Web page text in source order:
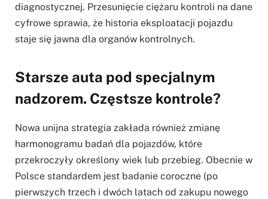
diagnostycznej. Przesunięcie ciężaru kontroli na dane
cyfrowe sprawia, że historia eksploatacji pojazdu
staje się jawna dla organów kontrolnych.
Starsze auta pod specjalnym
nadzorem. Częstsze kontrole?
Nowa unijna strategia zakłada również zmianę
harmonogramu badań dla pojazdów, które
przekroczyły określony wiek lub przebieg. Obecnie w
Polsce standardem jest badanie coroczne (po
pierwszych trzech i dwóch latach od zakupu nowego